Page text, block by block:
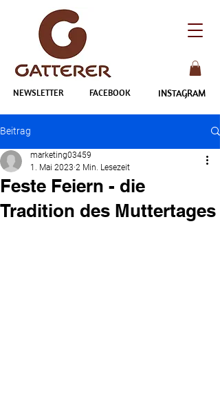
NEWSLETTER FACEBOOK INSTAGRAM
Beitrag
Feste Feiern - die
Tradition des Muttertages
marketing03459
1. Mai 2023 2 Min. Lesezeit